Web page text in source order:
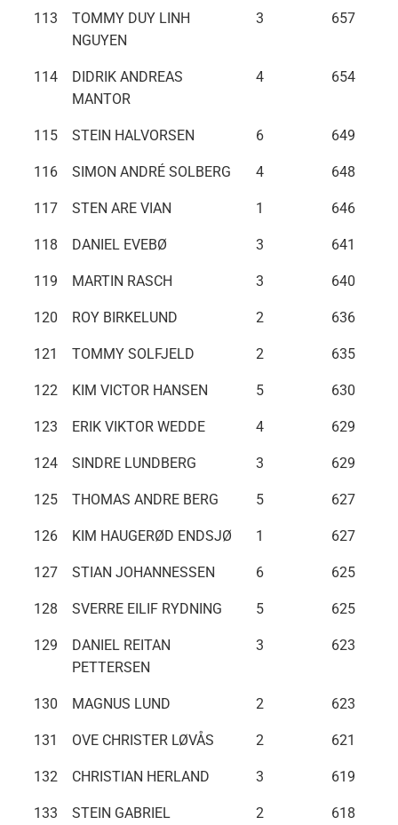
113
TOMMY DUY LINH
NGUYEN
3 657
114
DIDRIK ANDREAS
MANTOR
4 654
115 STEIN HALVORSEN 6 649
116 SIMON ANDRÉ SOLBERG 4 648
117 STEN ARE VIAN 1 646
118 DANIEL EVEBØ 3 641
119 MARTIN RASCH 3 640
120 ROY BIRKELUND 2 636
121 TOMMY SOLFJELD 2 635
122 KIM VICTOR HANSEN 5 630
123 ERIK VIKTOR WEDDE 4 629
124 SINDRE LUNDBERG 3 629
125 THOMAS ANDRE BERG 5 627
126 KIM HAUGERØD ENDSJØ 1 627
127 STIAN JOHANNESSEN 6 625
128 SVERRE EILIF RYDNING 5 625
129
DANIEL REITAN
PETTERSEN
3 623
130 MAGNUS LUND 2 623
131 OVE CHRISTER LØVÅS 2 621
132 CHRISTIAN HERLAND 3 619
133
STEIN GABRIEL
2 618